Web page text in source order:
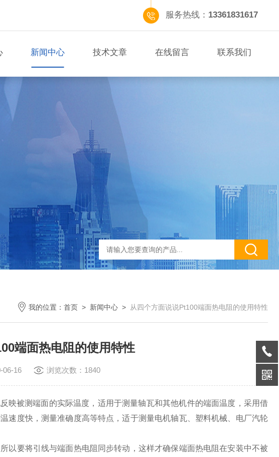
服务热线： 13361831617
新闻中心 技术文章 在线留言 联系我们
我的位置： 首页 > 新闻中心 > 从四个方面说说Pt100端面热电阻的使用特性
端面热电阻的使用特性
06-16 浏览次数：1840
映被测端面的实际温度，适用于测量轴瓦和其他机件的端面温度，采用借
速度快，测量准确度高等特点，适于测量电机轴瓦、塑料机械、电厂汽轮
要将引线与端面热电阻同步转动，这样才确保端面热电阻在安装中不被